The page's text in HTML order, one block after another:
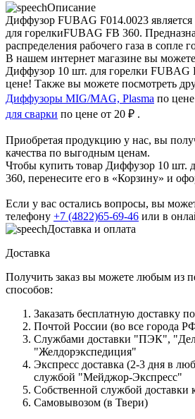
Описание
Диффузор FUBAG F014.0023
для горелкиFUBAG FB 360.
распределения рабочего газа в сопле
В нашем интернет магазине вы
Диффузор 10 шт. для горелки FUBAG
цене! Также вы можете посмотреть
Диффузоры MIG/MAG, Plasma по
для сварки по цене от 20 ₽ .
Приобретая продукцию у нас, вы
качества по выгодным ценам.
Чтобы купить товар Диффузор 10 шт.
360, перенесите его в «Корзину» и
Если у вас остались вопросы, вы
телефону +7 (4822)65-69-46 или в
Доставка и оплата
Доставка
Получить заказ вы можете любым из
способов:
Заказать бесплатную доставку
Почтой России (во все города
Службами доставки "ПЭК",
"Желдорэкспедиция"
Экспресс доставка (2-3 дня в
службой "Мейджор-Экспресс"
Собственной службой доставки
Самовывозом (в Твери)